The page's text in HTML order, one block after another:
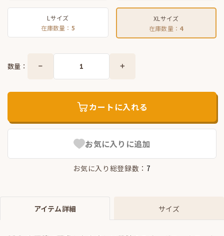
お気に入りに追加
お気に入り総登録数： 7
Lサイズ
在庫数量： 5
XLサイズ
在庫数量： 4
数量：
カートに入れる
アイテム詳細 サイズ